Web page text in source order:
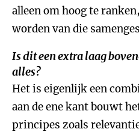
alleen om hoog te
worden van die
Is dit een extra laag
alles?
Het is eigenlijk een
aan de ene kant bouwt
principes zoals